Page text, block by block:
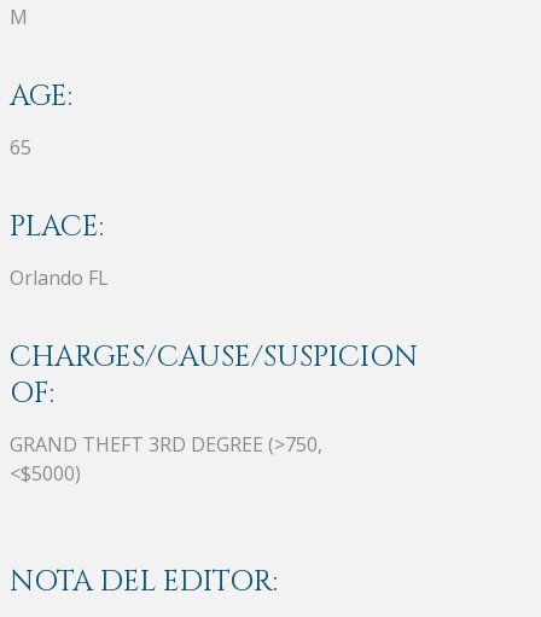
M
AGE:
65
PLACE:
Orlando FL
CHARGES/CAUSE/SUSPICION
OF:
GRAND THEFT 3RD DEGREE (>750,
<$5000)
NOTA DEL EDITOR: